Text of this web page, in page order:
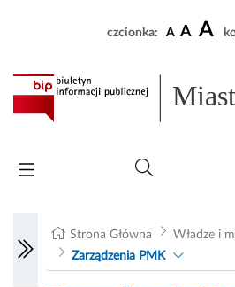
czcionka: A A A
Strona Główna Władze i
Zarządzenia PMK